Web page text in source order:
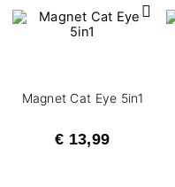
Magnet Cat Eye 5in1
€ 13,99